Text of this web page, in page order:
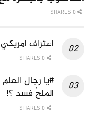
اعتراف
#يا رجال
الملحُ فسد ؟!